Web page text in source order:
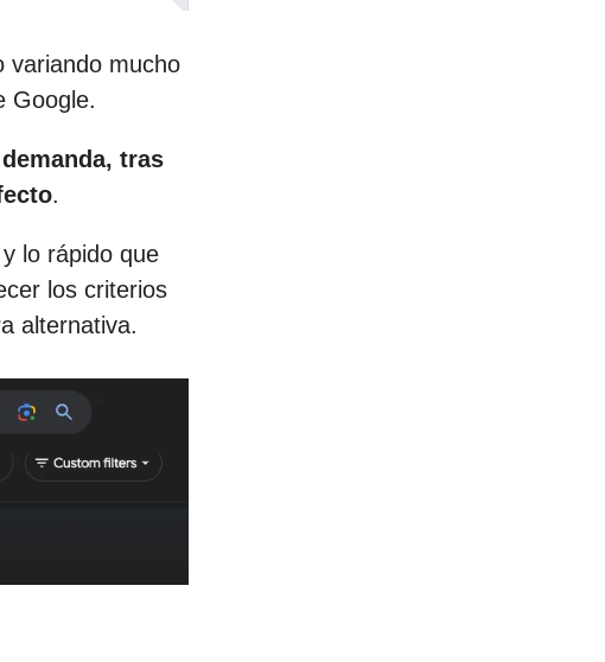
variando mucho
Google.
tras
.
lo rápido que
los criterios
alternativa.